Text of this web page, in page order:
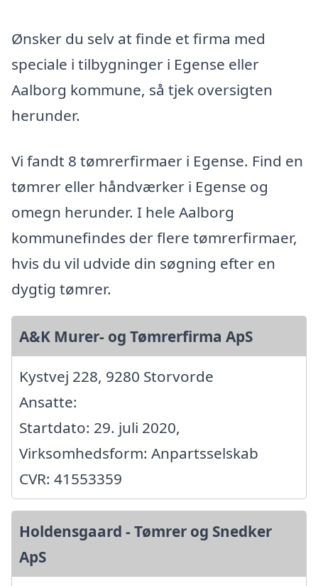
Ønsker du selv at finde et firma med
speciale i tilbygninger i Egense eller
Aalborg kommune, så tjek oversigten
herunder.
Vi fandt 8 tømrerfirmaer i Egense. Find en
tømrer eller håndværker i Egense og
omegn herunder. I hele Aalborg
kommunefindes der flere tømrerfirmaer,
hvis du vil udvide din søgning efter en
dygtig tømrer.
A&K Murer- og Tømrerfirma ApS
Kystvej 228, 9280 Storvorde
Ansatte:
Startdato: 29. juli 2020,
Virksomhedsform: Anpartsselskab
CVR: 41553359
Holdensgaard - Tømrer og Snedker
ApS